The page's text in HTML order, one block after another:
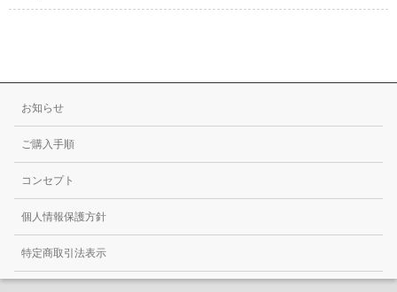
お知らせ
ご購入手順
コンセプト
個人情報保護方針
特定商取引法表示